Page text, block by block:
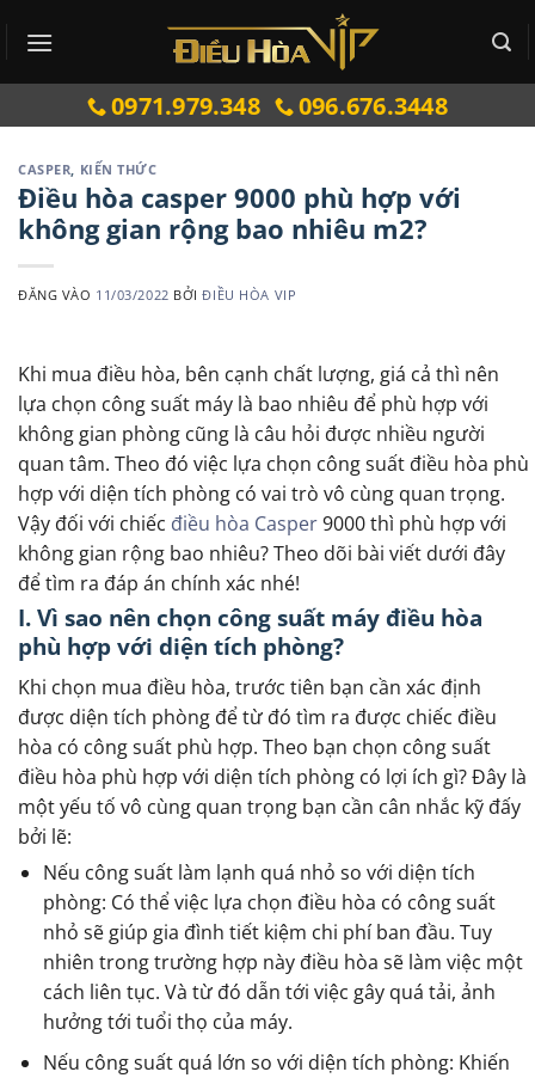
qua
0971.979.348 096.676.3448
CASPER, KIẾN THỨC
Điều hòa casper 9000 phù hợp với
không gian rộng bao nhiêu m2?
ĐĂNG VÀO 11/03/2022 BỞIĐIỀU HÒA VIP
Khi mua điều hòa, bên cạnh chất lượng, giá cả thì nên
lựa chọn công suất máy là bao nhiêu để phù hợp với
không gian phòng cũng là câu hỏi được nhiều người
quan tâm. Theo đó việc lựa chọn công suất điều hòa phù
hợp với diện tích phòng có vai trò vô cùng quan trọng.
Vậy đối với chiếc điều hòa Casper9000 thì phù hợp với
không gian rộng bao nhiêu? Theo dõi bài viết dưới đây
để tìm ra đáp án chính xác nhé!
I. Vì sao nên chọn công suất máy điều hòa
phù hợp với diện tích phòng?
Khi chọn mua điều hòa, trước tiên bạn cần xác định
được diện tích phòng để từ đó tìm ra được chiếc điều
hòa có công suất phù hợp. Theo bạn chọn công suất
điều hòa phù hợp với diện tích phòng có lợi ích gì? Đây là
một yếu tố vô cùng quan trọng bạn cần cân nhắc kỹ đấy
bởi lẽ:
Nếu công suất làm lạnh quá nhỏ so với diện tích
phòng: Có thể việc lựa chọn điều hòa có công suất
nhỏ sẽ giúp gia đình tiết kiệm chi phí ban đầu. Tuy
nhiên trong trường hợp này điều hòa sẽ làm việc một
cách liên tục. Và từ đó dẫn tới việc gây quá tải, ảnh
hưởng tới tuổi thọ của máy.
Nếu công suất quá lớn so với diện tích phòng: Khiến